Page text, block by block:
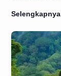
Selengkapnya